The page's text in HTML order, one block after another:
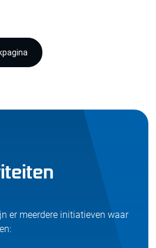
er meerdere initiatieven waar